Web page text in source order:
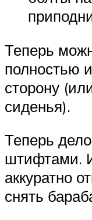
Теперь
полностью
сторону
сиденья).
Теперь
штифтами.
аккуратно
снять